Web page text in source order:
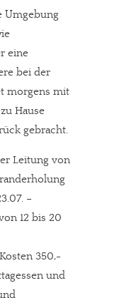
Umgebung
eine
bei der
morgens mit
Hause
gebracht.
Leitung von
–
12 bis 20
350,-
und